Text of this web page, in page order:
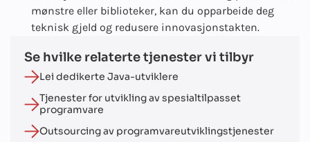
mønstre eller biblioteker, kan du opparbeide deg
teknisk gjeld og redusere innovasjonstakten.
Se hvilke relaterte tjenester vi tilbyr
Lei dedikerte Java-utviklere
Tjenester for utvikling av spesialtilpasset
programvare
Outsourcing av programvareutviklingstjenester